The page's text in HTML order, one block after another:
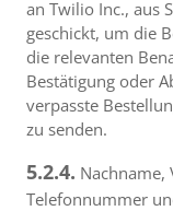
an Twilio Inc., aus
geschickt, um die
die relevanten
Bestätigung oder
verpasste
zu senden.
5.2.4. Nachname,
Telefonnummer